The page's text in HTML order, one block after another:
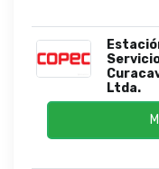
Ltda.